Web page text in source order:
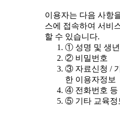
이용자는 다음 사항
스에 접속하여 서비
할 수 있습니다.
① 성명 및 생
② 비밀번호
③ 자료신청 /
한 이용자정보
④ 전화번호 등
⑤ 기타 교육정